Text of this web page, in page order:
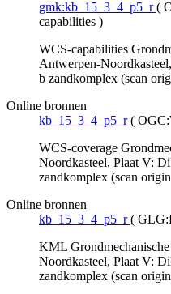
gmk:kb_15_3_4_p5_r (
capabilities )
WCS-capabilities
Antwerpen-
b zandkomplex (scan
Online bronnen
kb_15_3_4_p5_r (
WCS-coverage
Noordkasteel, Plaat V:
zandkomplex (scan
Online bronnen
kb_15_3_4_p5_r (
KML
Noordkasteel, Plaat V:
zandkomplex (scan